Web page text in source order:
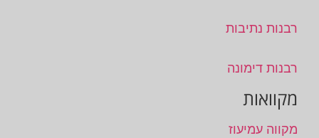
רבנות נתיבות
רבנות דימונה
מקוואות
מקווה עמיעוז